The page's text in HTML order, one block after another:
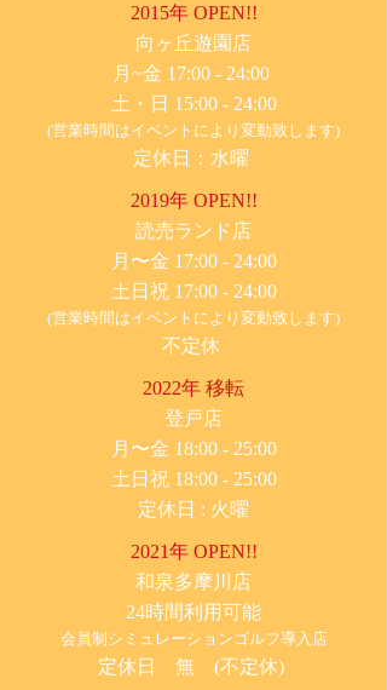
2015年 OPEN!!
​向ヶ丘遊園店
月~金 17:00 - 24:00
土・日 15:00 - 24:00
(営業時間はイベントにより変動致します)
定休日：水曜
2019年 OPEN!!
​読売ランド店
月〜金 17:00 - 24:00
土日祝 17:00 - 24:00
(営業時間はイベントにより変動致します)
不定休
2022年 移転
​登戸店
月〜金 18:00 - 25:00
土日祝 18:00 - 25:00
​定休日 : 火曜
2021年 OPEN!!
​和泉多摩川店
24時間利用可能
​会員制シミュレーションゴルフ導入店
定休日 無 (不定休)